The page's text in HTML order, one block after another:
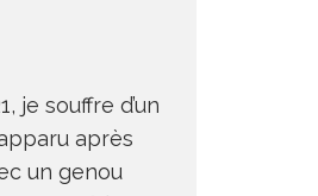
je souffre d’un
après
un genou